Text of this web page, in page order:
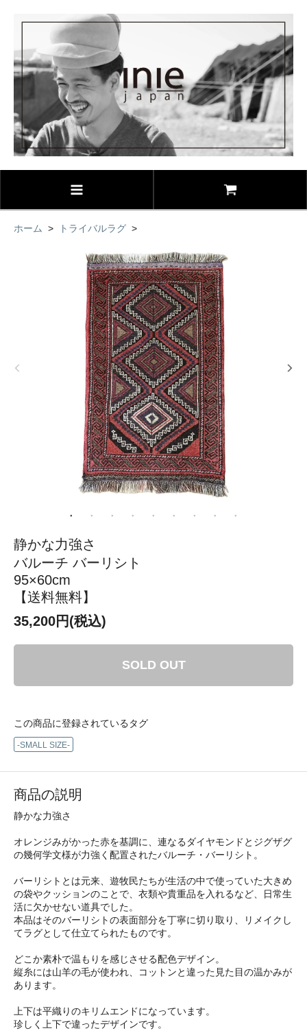
ホーム > トライバルラグ >
静かな力強さ
バルーチ バーリシト
95×60cm
【送料無料】
35,200円(税込)
SOLD OUT
この商品に登録されているタグ
-SMALL SIZE-
商品の説明
静かな力強さ
オレンジみがかった赤を基調に、連なるダイヤモンドとジグザグ
の幾何学文様が力強く配置されたバルーチ・バーリシト。
バーリシトとは元来、遊牧民たちが生活の中で使っていた大きめ
の袋やクッションのことで、衣類や貴重品を入れるなど、日常生
活に欠かせない道具でした。
本品はそのバーリシトの表面部分を丁寧に切り取り、リメイクし
てラグとして仕立てられたものです。
どこか素朴で温もりを感じさせる配色デザイン。
縦糸には山羊の毛が使われ、コットンと違った見た目の温かみが
あります。
上下は平織りのキリムエンドになっています。
珍しく上下で違ったデザインです。